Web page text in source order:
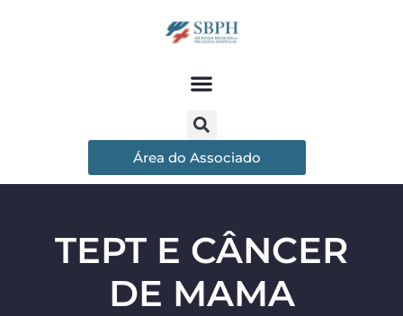
Área do Associado
TEPT E CÂNCER
DE MAMA